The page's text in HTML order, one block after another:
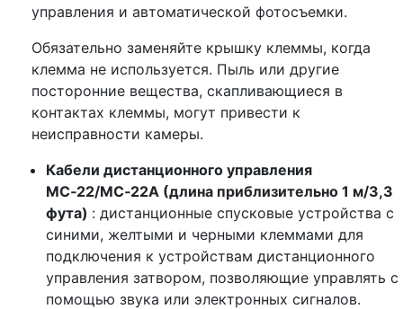
управления и автоматической фотосъемки.
Обязательно заменяйте крышку клеммы, когда
клемма не используется. Пыль или другие
посторонние вещества, скапливающиеся в
контактах клеммы, могут привести к
неисправности камеры.
Кабели дистанционного управления
MC‑22/MC‑22A (длина приблизительно 1 м/3,3
фута) : дистанционные спусковые устройства с
синими, желтыми и черными клеммами для
подключения к устройствам дистанционного
управления затвором, позволяющие управлять с
помощью звука или электронных сигналов.